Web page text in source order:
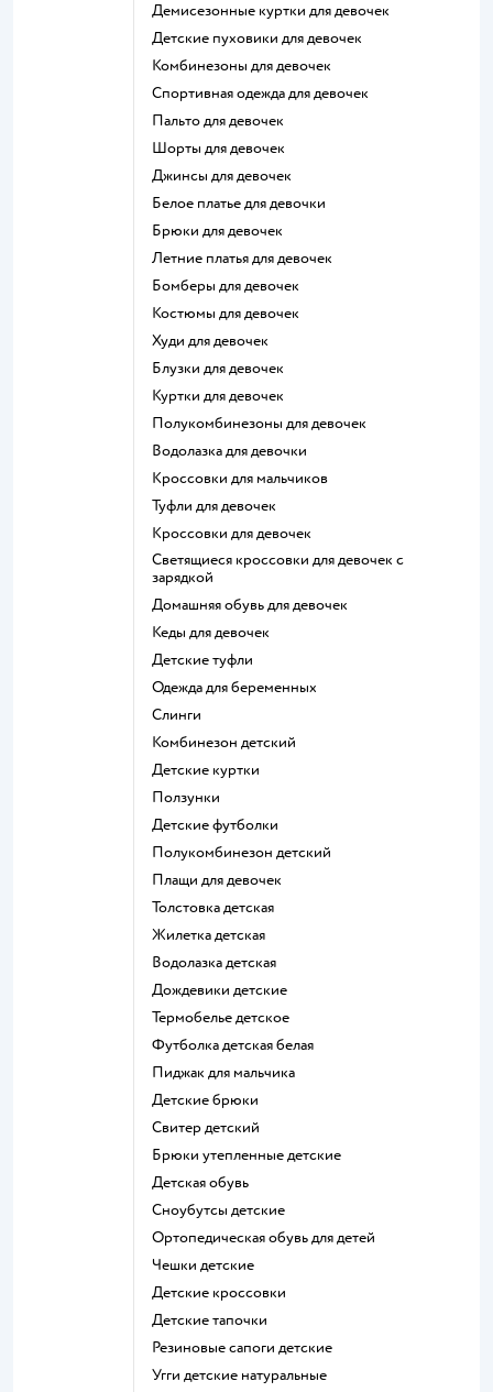
Демисезонные куртки для девочек
Детские пуховики для девочек
Комбинезоны для девочек
Спортивная одежда для девочек
Пальто для девочек
Шорты для девочек
Джинсы для девочек
Белое платье для девочки
Брюки для девочек
Летние платья для девочек
Бомберы для девочек
Костюмы для девочек
Худи для девочек
Блузки для девочек
Куртки для девочек
Полукомбинезоны для девочек
Водолазка для девочки
Кроссовки для мальчиков
Туфли для девочек
Кроссовки для девочек
Светящиеся кроссовки для девочек с
зарядкой
Домашняя обувь для девочек
Кеды для девочек
Детские туфли
Одежда для беременных
Слинги
Комбинезон детский
Детские куртки
Ползунки
Детские футболки
Полукомбинезон детский
Плащи для девочек
Толстовка детская
Жилетка детская
Водолазка детская
Дождевики детские
Термобелье детское
Футболка детская белая
Пиджак для мальчика
Детские брюки
Свитер детский
Брюки утепленные детские
Детская обувь
Сноубутсы детские
Ортопедическая обувь для детей
Чешки детские
Детские кроссовки
Детские тапочки
Резиновые сапоги детские
Угги детские натуральные